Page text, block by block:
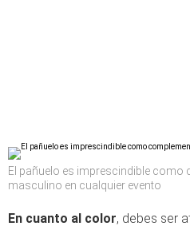
El pañuelo es imprescindible como
masculino en cualquier evento
En cuanto al color, debes ser